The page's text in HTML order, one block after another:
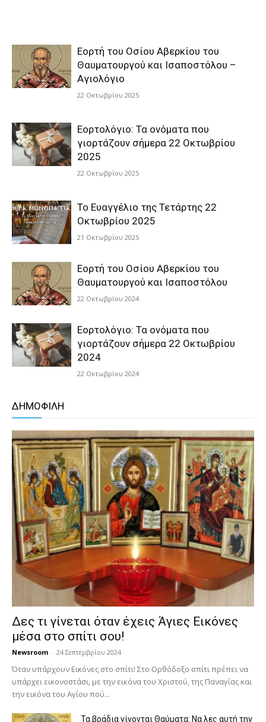
Εορτή του Οσίου Αβερκίου του
Θαυματουργού και Ισαποστόλου –
Αγιολόγιο
22 Οκτωβρίου 2025
Εορτολόγιο: Τα ονόματα που
γιορτάζουν σήμερα 22 Οκτωβρίου
2025
22 Οκτωβρίου 2025
Το Ευαγγέλιο της Τετάρτης 22
Οκτωβρίου 2025
21 Οκτωβρίου 2025
Εορτή του Οσίου Αβερκίου του
Θαυματουργού και Ισαποστόλου
22 Οκτωβρίου 2024
Εορτολόγιο: Τα ονόματα που
γιορτάζουν σήμερα 22 Οκτωβρίου
2024
22 Οκτωβρίου 2024
ΔΗΜΟΦΙΛΗ
Δες τι γίνεται όταν έχεις Άγιες Εικόνες
μέσα στο σπίτι σου!
Newsroom - 24 Σεπτεμβρίου 2024
Όταν υπάρχουν Εικόνες στο σπίτι! Στο Ορθόδοξο σπίτι πρέπει να
υπάρχει εικονοστάσι, με την εικόνα του Χριστού, της Παν­αγίας και
την εικόνα του Αγίου πού...
Τα βράδια γίνονται Θαύματα: Να λες αυτή την